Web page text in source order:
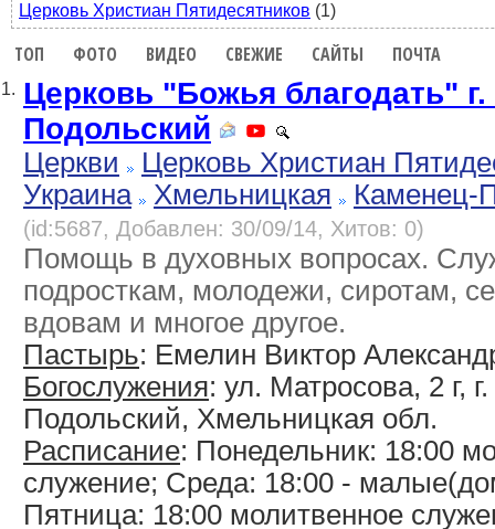
Церковь Христиан Пятидесятников (1)
ТОП ФОТО ВИДЕО СВЕЖИЕ САЙТЫ ПОЧТА
1. Церковь "Божья благодать"
Подольский
Церкви
Церковь Христиан
Украина
Хмельницкая Каменец-
(id:5687, Добавлен: 30/09/14, Хитов: 0)
Помощь в духовных вопросах.
подросткам, молодежи, сиротам,
вдовам и многое другое.
Пастырь: Емелин Виктор
Богослужения: ул. Матросова, 2 г,
Подольский, Хмельницкая обл.
Расписание: Понедельник: 18:00
служение; Среда: 18:00 -
Пятница: 18:00 молитвенное